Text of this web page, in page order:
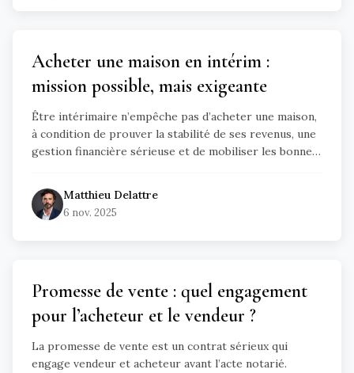
Acheter une maison en intérim :
mission possible, mais exigeante
Être intérimaire n’empêche pas d’acheter une maison,
à condition de prouver la stabilité de ses revenus, une
gestion financière sérieuse et de mobiliser les bonnes
pour rassurer la banque et réussir son projet.
Matthieu Delattre
6 nov. 2025
Promesse de vente : quel engagement
pour l’acheteur et le vendeur ?
La promesse de vente est un contrat sérieux qui
engage vendeur et acheteur avant l’acte notarié.